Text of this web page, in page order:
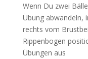
Wenn Du zwei
Übung abwandeln,
rechts vom
Rippenbogen
Übungen aus